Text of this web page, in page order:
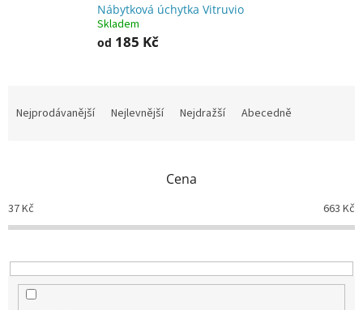
Nábytková úchytka Vitruvio
Skladem
od 185 Kč
p
r
o
u
Nejprodávanější Nejlevnější Nejdražší Abecedně
Cena
37Kč 663 Kč